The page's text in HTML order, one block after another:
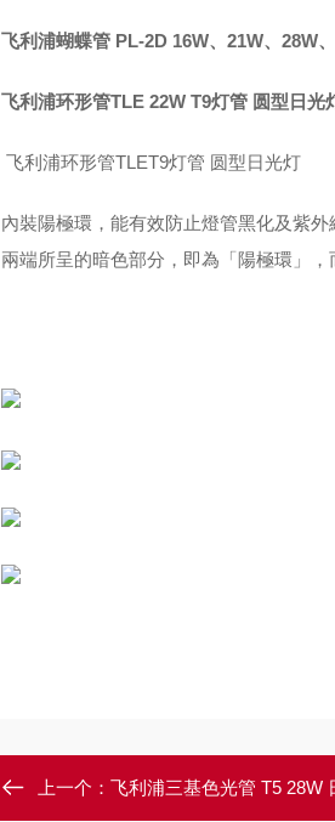
飞利浦蝴蝶管 PL-2D 16W、21W、28W
飞利浦环形管TLE 22W T9灯管 圆型日光
飞利浦环形管TLET9灯管 圆型日光灯
內裝陽極環，能有效防止燈管黑化及紫
兩端所呈的暗色部分，即為「陽極環」
上一个： 飞利浦三基色光管 T5 28W 日光灯